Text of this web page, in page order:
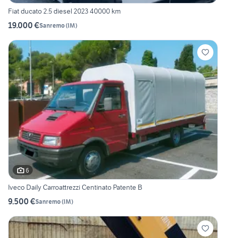
Fiat ducato 2.5 diesel 2023 40000 km
19.000 €Sanremo(IM)
6
Iveco Daily Carroattrezzi Centinato Patente B
9.500 €Sanremo(IM)